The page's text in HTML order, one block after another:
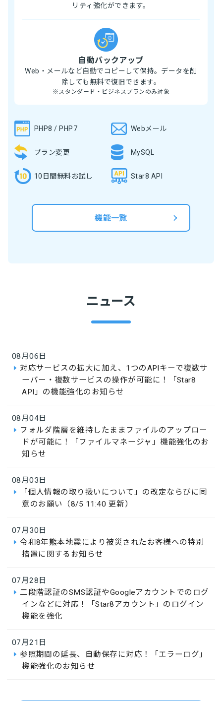
リティ強化ができます。
自動バックアップ
Web・メールなど自動でコピーして保持。データを削
除しても無料で復旧できます。
※スタンダード・ビジネスプランのみ対象
PHP8 / PHP7 Webメール
プラン変更 MySQL
10日間無料お試し Star8 API
機能一覧
ニュース
08月06日
対応サービスの拡大に加え、1つのAPIキーで複数サ
ーバー・複数サービスの操作が可能に！「Star8
API」の機能強化のお知らせ
08月04日
フォルダ階層を維持したままファイルのアップロー
ドが可能に！「ファイルマネージャ」機能強化のお
知らせ
08月03日
「個人情報の取り扱いについて」の改定ならびに同
意のお願い（8/5 11:40 更新）
07月30日
令和8年熊本地震により被災されたお客様への特別
措置に関するお知らせ
07月28日
二段階認証のSMS認証やGoogleアカウントでのログ
インなどに対応！「Star8アカウント」のログイン
機能を強化
07月21日
参照期間の延長、自動保存に対応！「エラーログ」
機能強化のお知らせ